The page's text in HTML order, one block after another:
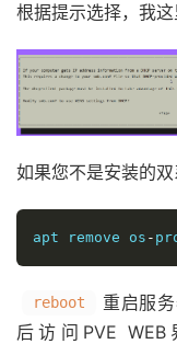
根据提示选择，我这
如果您不是安装的
apt remove os -
reboot 重启服
后访问PVE WEB